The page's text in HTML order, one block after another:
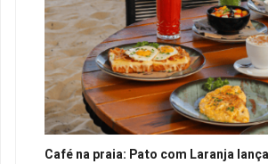
Café na praia: Pato com Laranja